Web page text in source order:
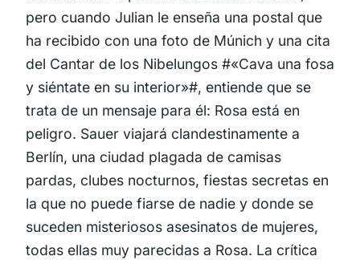
pero cuando Julian le enseña una postal que
ha recibido con una foto de Múnich y una cita
del Cantar de los Nibelungos #«Cava una fosa
y siéntate en su interior»#, entiende que se
trata de un mensaje para él: Rosa está en
peligro. Sauer viajará clandestinamente a
Berlín, una ciudad plagada de camisas
pardas, clubes nocturnos, fiestas secretas en
la que no puede fiarse de nadie y donde se
suceden misteriosos asesinatos de mujeres,
todas ellas muy parecidas a Rosa. La crítica